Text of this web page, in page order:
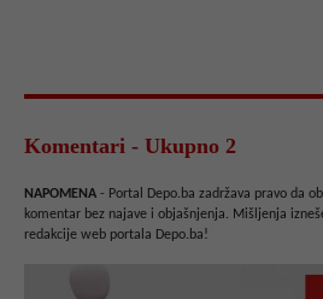
Komentari - Ukupno 2
NAPOMENA - Portal Depo.ba zadržava pravo da
komentar bez najave i objašnjenja. Mišljenja
redakcije web portala Depo.ba!